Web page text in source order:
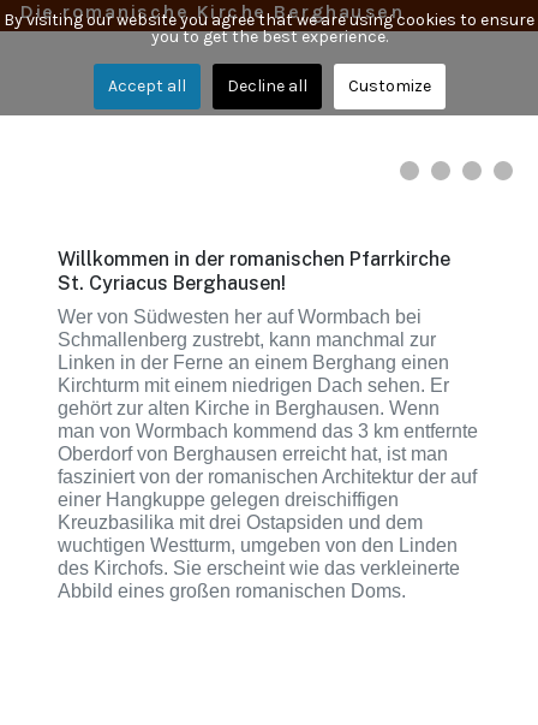
Die romanische Kirche Berghausen
Willkommen in der romanischen Pfarrkirche
St. Cyriacus Berghausen!
Wer von Südwesten her auf Wormbach bei
Schmallenberg zustrebt, kann manchmal zur
Linken in der Ferne an einem Berghang einen
Kirchturm mit einem niedrigen Dach sehen. Er
gehört zur alten Kirche in Berghausen. Wenn
man von Wormbach kommend das 3 km entfernte
Oberdorf von Berghausen erreicht hat, ist man
fasziniert von der romanischen Architektur der auf
einer Hangkuppe gelegen dreischiffigen
Kreuzbasilika mit drei Ostapsiden und dem
wuchtigen Westturm, umgeben von den Linden
des Kirchofs. Sie erscheint wie das verkleinerte
Abbild eines großen romanischen Doms.
By visiting our website you agree that we are using cookies to ensure
you to get the best experience.
Accept all Decline all Customize